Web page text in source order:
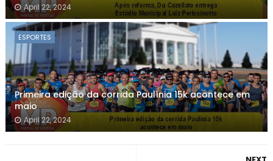
April 22, 2024
ESPORTES
Primeira edição da corrida Paulínia 15k acontece em
maio
April 22, 2024